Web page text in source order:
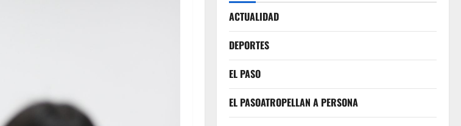
ACTUALIDAD
DEPORTES
EL PASO
EL PASOATROPELLAN A PERSONA